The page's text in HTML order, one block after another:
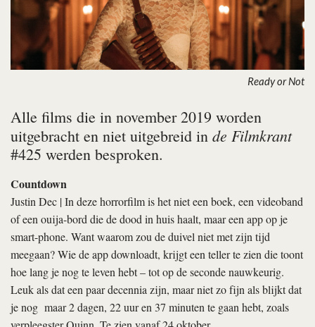
Ready or Not
Alle films die in november 2019 worden
uitgebracht en niet uitgebreid in de Filmkrant
#425 werden besproken.
Countdown
Justin Dec | In deze horrorfilm is het niet een boek, een videoband
of een ouija-bord die de dood in huis haalt, maar een app op je
smart-phone. Want waarom zou de duivel niet met zijn tijd
meegaan? Wie de app downloadt, krijgt een teller te zien die toont
hoe lang je nog te leven hebt – tot op de seconde nauwkeurig.
Leuk als dat een paar decennia zijn, maar niet zo fijn als blijkt dat
je nog maar 2 dagen, 22 uur en 37 minuten te gaan hebt, zoals